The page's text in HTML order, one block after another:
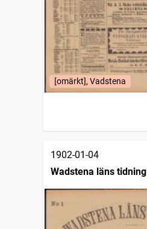
[omärkt], Vadstena
1902-01-04
Wadstena läns tidning